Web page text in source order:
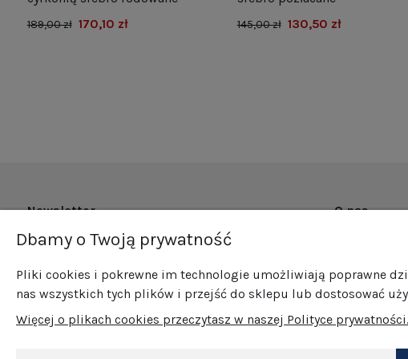
189,00 zł 170,10 zł 145,00 zł 130,50 zł
Newsletter
Zapisz się do naszego newslettera i bądź na
promocjami!
O nas
Promocje
Sprzedaż
Blog
Dbamy o Twoją prywatność
Pliki cookies i pokrewne im technologie umożliwiają poprawne
nas wszystkich tych plików i przejść do sklepu lub dostosować
Więcej o plikach cookies przeczytasz w naszej Polityce prywatności.